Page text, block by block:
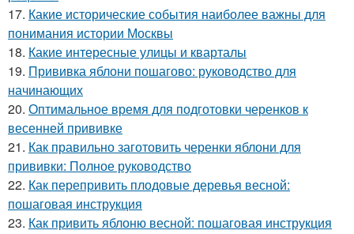
17. Какие исторические события наиболее важны для
понимания истории Москвы
18. Какие интересные улицы и кварталы
19. Прививка яблони пошагово: руководство для
начинающих
20. Оптимальное время для подготовки черенков к
весенней прививке
21. Как правильно заготовить черенки яблони для
прививки: Полное руководство
22. Как перепривить плодовые деревья весной:
пошаговая инструкция
23. Как привить яблоню весной: пошаговая инструкция